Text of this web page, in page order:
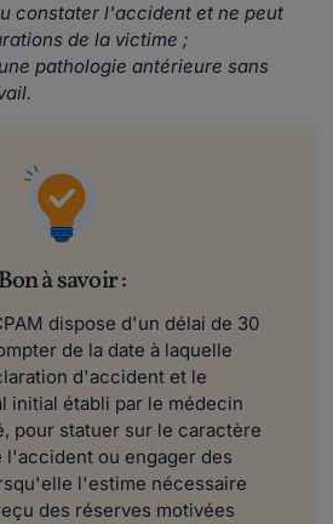
constater l'accident et ne peut
de la victime ;
pathologie antérieure sans
Bon à savoir :
dispose d'un délai de 30
de la date à laquelle
d'accident et le
initial établi par le médecin
pour statuer sur le caractère
l'accident ou engager des
l'estime nécessaire
des réserves motivées